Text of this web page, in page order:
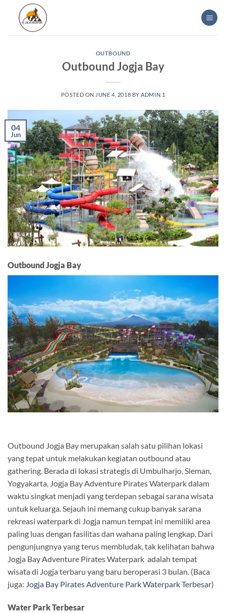
content
OUTBOUND
Outbound Jogja Bay
POSTED ON JUNE 4, 2018 BY ADMIN 1
04
Jun
Outbound Jogja Bay
Outbound Jogja Bay merupakan salah satu pilihan lokasi
yang tepat untuk melakukan kegiatan outbound atau
gathering. Berada di lokasi strategis di Umbulharjo, Sleman,
Yogyakarta, Jogja Bay Adventure Pirates Waterpark dalam
waktu singkat menjadi yang terdepan sebagai sarana wisata
untuk keluarga. Sejauh ini memang cukup banyak sarana
rekreasi waterpark di Jogja namun tempat ini memiliki area
paling luas dengan fasilitas dan wahana paling lengkap. Dari
pengunjungnya yang terus membludak, tak kelihatan bahwa
Jogja Bay Adventure Pirates Waterpark adalah tempat
wisata di Jogja terbaru yang baru beroperasi 3 bulan. (Baca
juga: Jogja Bay Pirates Adventure Park Waterpark Terbesar)
Water Park Terbesar